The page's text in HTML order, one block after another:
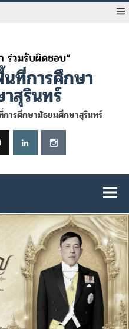
ที่การศึกษา
สุรินทร์
ารศึกษามัธยมศึกษาสุรินทร์